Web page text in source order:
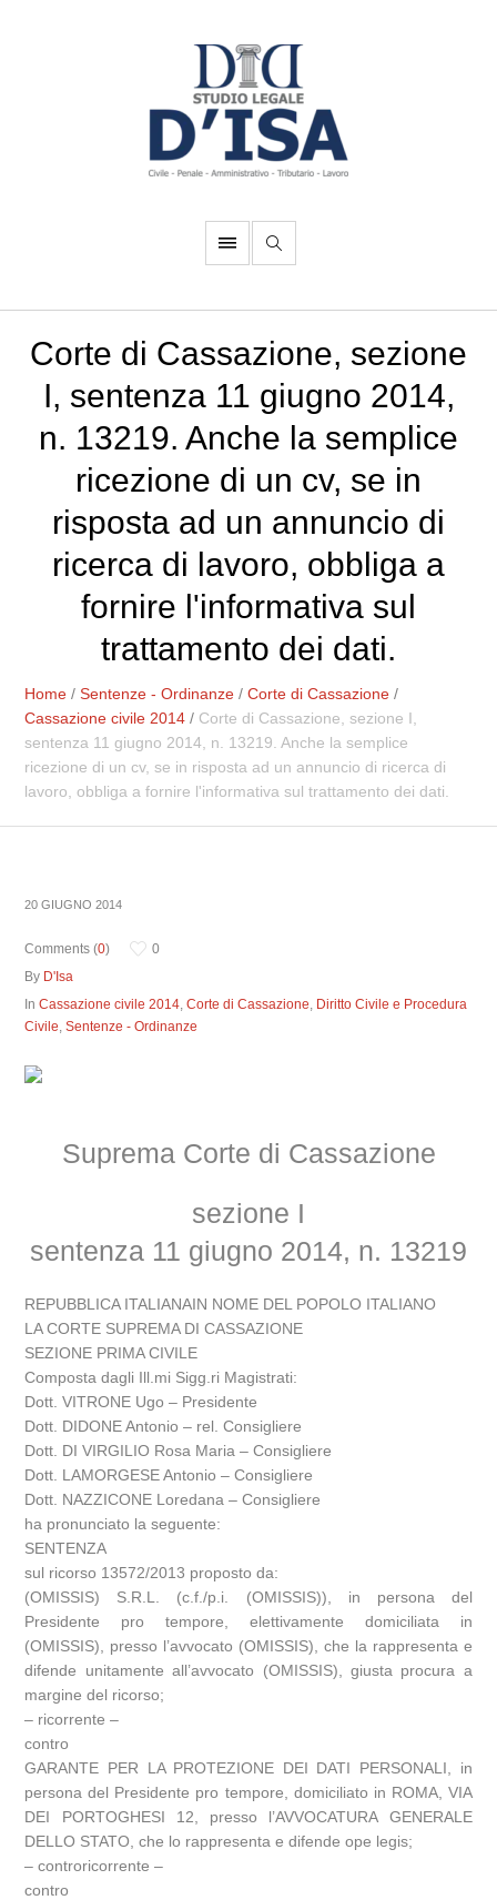
Corte di Cassazione, sezione
I, sentenza 11 giugno 2014,
n. 13219. Anche la semplice
ricezione di un cv, se in
risposta ad un annuncio di
ricerca di lavoro, obbliga a
fornire l'informativa sul
trattamento dei dati.
Home /Sentenze - Ordinanze /Corte di Cassazione /
Cassazione civile 2014 / Corte di Cassazione, sezione I,
sentenza 11 giugno 2014, n. 13219. Anche la semplice
ricezione di un cv, se in risposta ad un annuncio di ricerca di
lavoro, obbliga a fornire l'informativa sul trattamento dei dati.
20 GIUGNO 2014
Comments (0)
0
By D'Isa
InCassazione civile 2014,Corte di Cassazione, Diritto Civile e Procedura
Civile,Sentenze - Ordinanze
Suprema Corte di Cassazione
sezione I
sentenza 11 giugno 2014, n. 13219
REPUBBLICA ITALIANAIN NOME DEL POPOLO ITALIANO
LA CORTE SUPREMA DI CASSAZIONE
SEZIONE PRIMA CIVILE
Composta dagli Ill.mi Sigg.ri Magistrati:
Dott. VITRONE Ugo – Presidente
Dott. DIDONE Antonio – rel. Consigliere
Dott. DI VIRGILIO Rosa Maria – Consigliere
Dott. LAMORGESE Antonio – Consigliere
Dott. NAZZICONE Loredana – Consigliere
ha pronunciato la seguente:
SENTENZA
sul ricorso 13572/2013 proposto da:
(OMISSIS) S.R.L. (c.f./p.i. (OMISSIS)), in persona del
Presidente pro tempore, elettivamente domiciliata in
(OMISSIS), presso l’avvocato (OMISSIS), che la rappresenta e
difende unitamente all’avvocato (OMISSIS), giusta procura a
margine del ricorso;
– ricorrente –
contro
GARANTE PER LA PROTEZIONE DEI DATI PERSONALI, in
persona del Presidente pro tempore, domiciliato in ROMA, VIA
DEI PORTOGHESI 12, presso l’AVVOCATURA GENERALE
DELLO STATO, che lo rappresenta e difende ope legis;
– controricorrente –
contro